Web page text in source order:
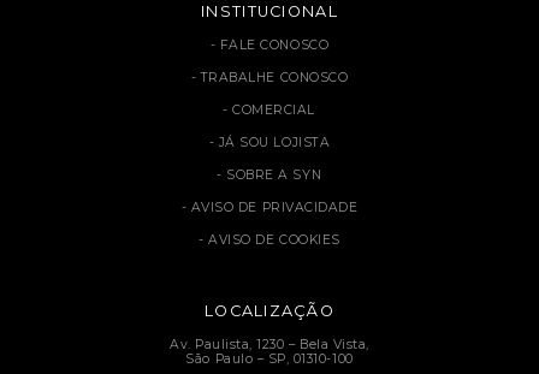
INSTITUCIONAL
FALE CONOSCO
TRABALHE CONOSCO
COMERCIAL
JÁ SOU LOJISTA
SOBRE A SYN
AVISO DE PRIVACIDADE
AVISO DE COOKIES
LOCALIZAÇÃO
Av. Paulista, 1230 – Bela Vista,
São Paulo – SP, 01310-100